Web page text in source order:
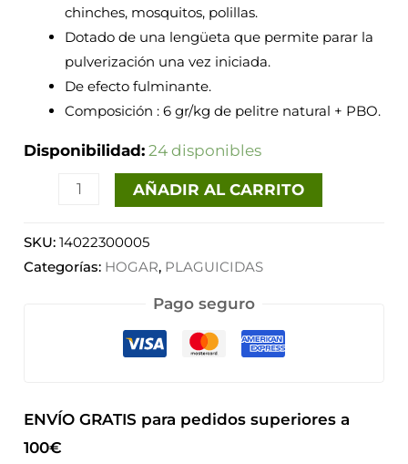
12,30€.10,82€.
chinches, mosquitos, polillas.
Dotado de una lengüeta que permite parar la
pulverización una vez iniciada.
De efecto fulminante.
Composición : 6 gr/kg de pelitre natural + PBO.
Disponibilidad: 24 disponibles
AÑADIR AL CARRITO
SKU:14022300005
Categorías: HOGAR, PLAGUICIDAS
Pago seguro
ENVÍO GRATIS para pedidos superiores a
100€